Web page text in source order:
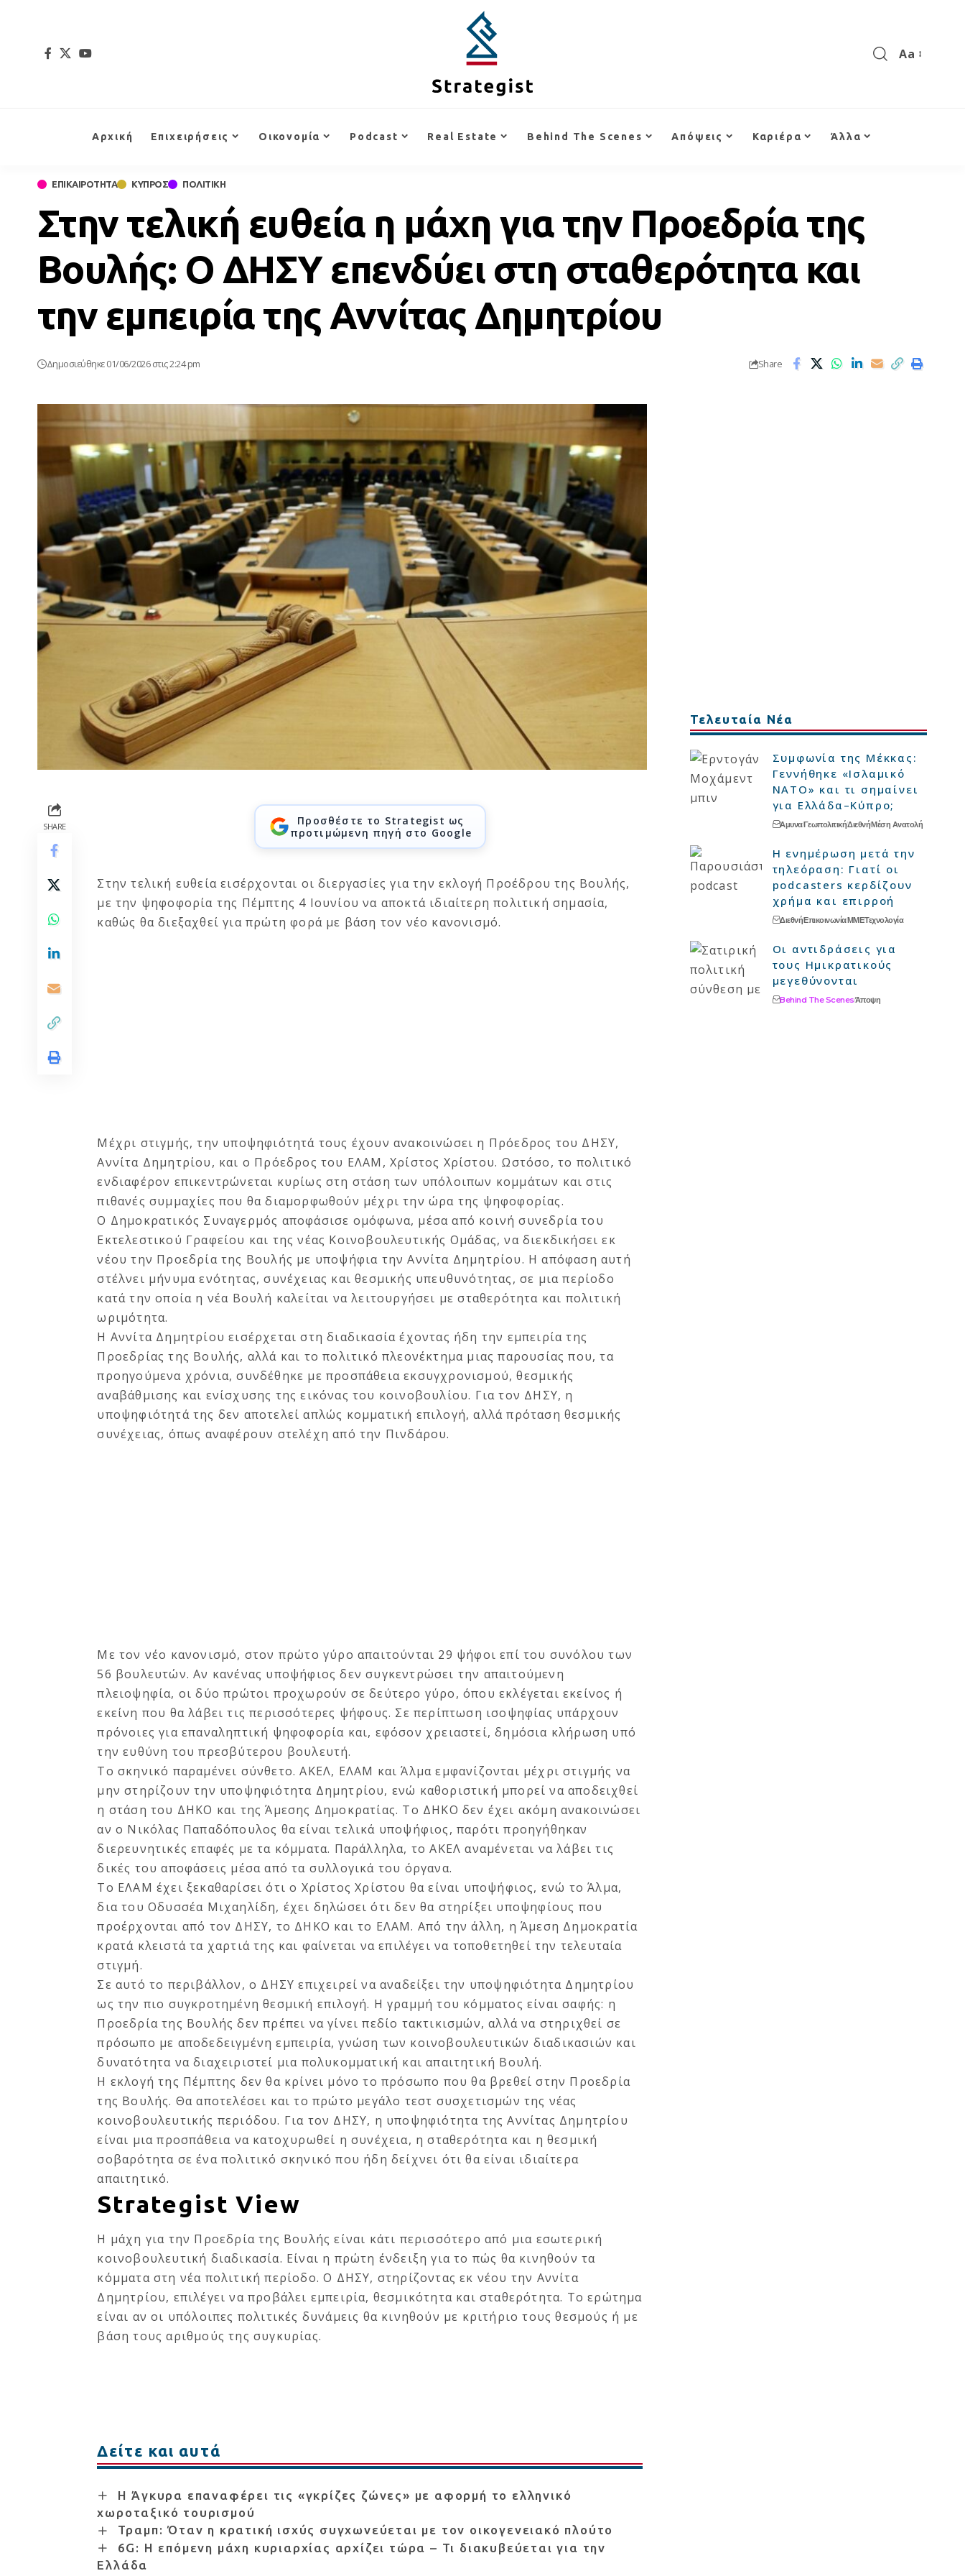
Aa
Αρχική Επιχειρήσεις Οικονομία Podcast Real Estate Behind The Scenes Απόψεις Καριέρα Άλλα
ΕΠΙΚΑΙΡΟΤΗΤΑ ΚΥΠΡΟΣ ΠΟΛΙΤΙΚΗ
Στην τελική ευθεία η μάχη για την Προεδρία της
Βουλής: Ο ΔΗΣΥ επενδύει στη σταθερότητα και
την εμπειρία της Αννίτας Δημητρίου
Δημοσιεύθηκε 01/06/2026 στις 2:24 pm Share
SHARE
Προσθέστε το Strategist ως
προτιμώμενη πηγή στο Google
Στην τελική ευθεία εισέρχονται οι διεργασίες για την εκλογή Προέδρου της Βουλής,
με την ψηφοφορία της Πέμπτης 4 Ιουνίου να αποκτά ιδιαίτερη πολιτική σημασία,
καθώς θα διεξαχθεί για πρώτη φορά με βάση τον νέο κανονισμό.
Μέχρι στιγμής, την υποψηφιότητά τους έχουν ανακοινώσει η Πρόεδρος του ΔΗΣΥ,
Αννίτα Δημητρίου, και ο Πρόεδρος του ΕΛΑΜ, Χρίστος Χρίστου. Ωστόσο, το πολιτικό
ενδιαφέρον επικεντρώνεται κυρίως στη στάση των υπόλοιπων κομμάτων και στις
πιθανές συμμαχίες που θα διαμορφωθούν μέχρι την ώρα της ψηφοφορίας.
Ο Δημοκρατικός Συναγερμός αποφάσισε ομόφωνα, μέσα από κοινή συνεδρία του
Εκτελεστικού Γραφείου και της νέας Κοινοβουλευτικής Ομάδας, να διεκδικήσει εκ
νέου την Προεδρία της Βουλής με υποψήφια την Αννίτα Δημητρίου. Η απόφαση αυτή
στέλνει μήνυμα ενότητας, συνέχειας και θεσμικής υπευθυνότητας, σε μια περίοδο
κατά την οποία η νέα Βουλή καλείται να λειτουργήσει με σταθερότητα και πολιτική
ωριμότητα.
Η Αννίτα Δημητρίου εισέρχεται στη διαδικασία έχοντας ήδη την εμπειρία της
Προεδρίας της Βουλής, αλλά και το πολιτικό πλεονέκτημα μιας παρουσίας που, τα
προηγούμενα χρόνια, συνδέθηκε με προσπάθεια εκσυγχρονισμού, θεσμικής
αναβάθμισης και ενίσχυσης της εικόνας του κοινοβουλίου. Για τον ΔΗΣΥ, η
υποψηφιότητά της δεν αποτελεί απλώς κομματική επιλογή, αλλά πρόταση θεσμικής
συνέχειας, όπως αναφέρουν στελέχη από την Πινδάρου.
Με τον νέο κανονισμό, στον πρώτο γύρο απαιτούνται 29 ψήφοι επί του συνόλου των
56 βουλευτών. Αν κανένας υποψήφιος δεν συγκεντρώσει την απαιτούμενη
πλειοψηφία, οι δύο πρώτοι προχωρούν σε δεύτερο γύρο, όπου εκλέγεται εκείνος ή
εκείνη που θα λάβει τις περισσότερες ψήφους. Σε περίπτωση ισοψηφίας υπάρχουν
πρόνοιες για επαναληπτική ψηφοφορία και, εφόσον χρειαστεί, δημόσια κλήρωση υπό
την ευθύνη του πρεσβύτερου βουλευτή.
Το σκηνικό παραμένει σύνθετο. ΑΚΕΛ, ΕΛΑΜ και Άλμα εμφανίζονται μέχρι στιγμής να
μην στηρίζουν την υποψηφιότητα Δημητρίου, ενώ καθοριστική μπορεί να αποδειχθεί
η στάση του ΔΗΚΟ και της Άμεσης Δημοκρατίας. Το ΔΗΚΟ δεν έχει ακόμη ανακοινώσει
αν ο Νικόλας Παπαδόπουλος θα είναι τελικά υποψήφιος, παρότι προηγήθηκαν
διερευνητικές επαφές με τα κόμματα. Παράλληλα, το ΑΚΕΛ αναμένεται να λάβει τις
δικές του αποφάσεις μέσα από τα συλλογικά του όργανα.
Το ΕΛΑΜ έχει ξεκαθαρίσει ότι ο Χρίστος Χρίστου θα είναι υποψήφιος, ενώ το Άλμα,
δια του Οδυσσέα Μιχαηλίδη, έχει δηλώσει ότι δεν θα στηρίξει υποψηφίους που
προέρχονται από τον ΔΗΣΥ, το ΔΗΚΟ και το ΕΛΑΜ. Από την άλλη, η Άμεση Δημοκρατία
κρατά κλειστά τα χαρτιά της και φαίνεται να επιλέγει να τοποθετηθεί την τελευταία
στιγμή.
Σε αυτό το περιβάλλον, ο ΔΗΣΥ επιχειρεί να αναδείξει την υποψηφιότητα Δημητρίου
ως την πιο συγκροτημένη θεσμική επιλογή. Η γραμμή του κόμματος είναι σαφής: η
Προεδρία της Βουλής δεν πρέπει να γίνει πεδίο τακτικισμών, αλλά να στηριχθεί σε
πρόσωπο με αποδεδειγμένη εμπειρία, γνώση των κοινοβουλευτικών διαδικασιών και
δυνατότητα να διαχειριστεί μια πολυκομματική και απαιτητική Βουλή.
Η εκλογή της Πέμπτης δεν θα κρίνει μόνο το πρόσωπο που θα βρεθεί στην Προεδρία
της Βουλής. Θα αποτελέσει και το πρώτο μεγάλο τεστ συσχετισμών της νέας
κοινοβουλευτικής περιόδου. Για τον ΔΗΣΥ, η υποψηφιότητα της Αννίτας Δημητρίου
είναι μια προσπάθεια να κατοχυρωθεί η συνέχεια, η σταθερότητα και η θεσμική
σοβαρότητα σε ένα πολιτικό σκηνικό που ήδη δείχνει ότι θα είναι ιδιαίτερα
απαιτητικό.
Strategist View
Η μάχη για την Προεδρία της Βουλής είναι κάτι περισσότερο από μια εσωτερική
κοινοβουλευτική διαδικασία. Είναι η πρώτη ένδειξη για το πώς θα κινηθούν τα
κόμματα στη νέα πολιτική περίοδο. Ο ΔΗΣΥ, στηρίζοντας εκ νέου την Αννίτα
Δημητρίου, επιλέγει να προβάλει εμπειρία, θεσμικότητα και σταθερότητα. Το ερώτημα
είναι αν οι υπόλοιπες πολιτικές δυνάμεις θα κινηθούν με κριτήριο τους θεσμούς ή με
βάση τους αριθμούς της συγκυρίας.
Δείτε και αυτά
Η Άγκυρα επαναφέρει τις «γκρίζες ζώνες» με αφορμή το ελληνικό
χωροταξικό τουρισμού
Τραμπ: Όταν η κρατική ισχύς συγχωνεύεται με τον οικογενειακό πλούτο
6G: Η επόμενη μάχη κυριαρχίας αρχίζει τώρα – Τι διακυβεύεται για την
Ελλάδα
Τελευταία Νέα
Συμφωνία της Μέκκας:
Γεννήθηκε «Ισλαμικό
ΝΑΤΟ» και τι σημαίνει
για Ελλάδα–Κύπρο;
ΆμυναΓεωπολιτικήΔιεθνήΜέση Ανατολή
Η ενημέρωση μετά την
τηλεόραση: Γιατί οι
podcasters κερδίζουν
χρήμα και επιρροή
ΔιεθνήΕπικοινωνίαΜΜΕΤεχνολογία
Οι αντιδράσεις για
τους Ημικρατικούς
μεγεθύνονται
Behind The ScenesΆποψη